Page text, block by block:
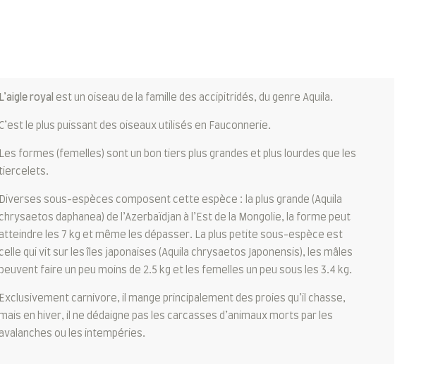
L’aigle royal est un oiseau de la famille des accipitridés, du genre Aquila.
C’est le plus puissant des oiseaux utilisés en Fauconnerie.
Les formes (femelles) sont un bon tiers plus grandes et plus lourdes que les
tiercelets.
Diverses sous-espèces composent cette espèce : la plus grande (Aquila
chrysaetos daphanea) de l’Azerbaïdjan à l’Est de la Mongolie, la forme peut
atteindre les 7 kg et même les dépasser. La plus petite sous-espèce est
celle qui vit sur les îles japonaises (Aquila chrysaetos Japonensis), les mâles
peuvent faire un peu moins de 2.5 kg et les femelles un peu sous les 3.4 kg.
Exclusivement carnivore, il mange principalement des proies qu’il chasse,
mais en hiver, il ne dédaigne pas les carcasses d’animaux morts par les
avalanches ou les intempéries.